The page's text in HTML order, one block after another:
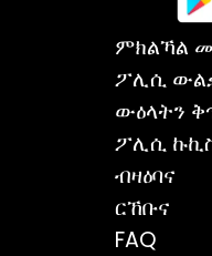
ምክልኻል
ፖሊሲ
ውዕላትን
ፖሊሲ
ብዛዕባና
ርኸቡና
FAQ